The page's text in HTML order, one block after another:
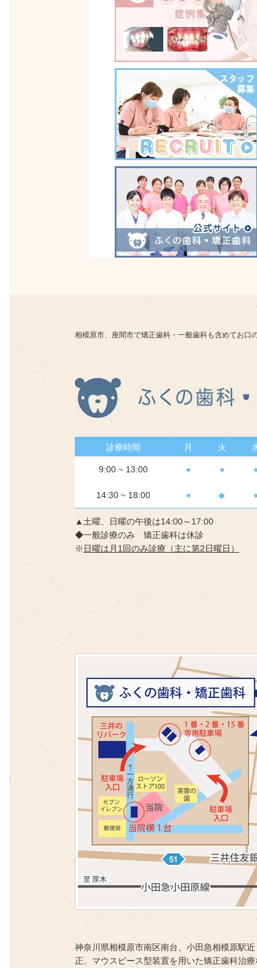
相模原市、座間市で矯正歯科・一般歯科も含めてお口
診療時間 月 火
9:00 ~ 13:00 ● ● ●
14:30 ~ 18:00 ● ◆ ●
▲土曜、日曜の午後は14:00～17:00
◆一般診療のみ 矯正歯科は休診
※ 日曜は月1回のみ診療（主に第2日曜日）
神奈川県相模原市南区南台、小田急相模原駅
正、マウスピース型装置を用いた矯正歯科治